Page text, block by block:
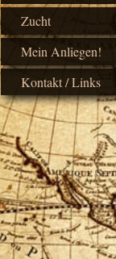
Zucht
Mein Anliegen!
Kontakt / Links